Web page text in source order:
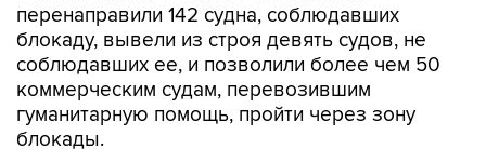
перенаправили 142 судна, соблюдавших
блокаду, вывели из строя девять судов, не
соблюдавших ее, и позволили более чем 50
коммерческим судам, перевозившим
гуманитарную помощь, пройти через зону
блокады.